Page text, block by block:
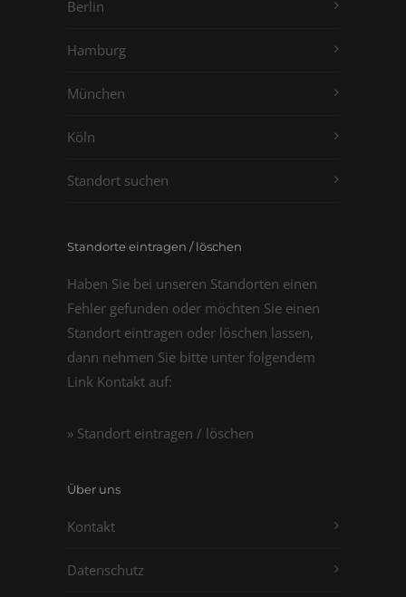
Berlin
Hamburg
München
Köln
Standort suchen
Standorte eintragen / löschen
Haben Sie bei unseren Standorten einen
Fehler gefunden oder möchten Sie einen
Standort eintragen oder löschen lassen,
dann nehmen Sie bitte unter folgendem
Link Kontakt auf:
» Standort eintragen / löschen
Über uns
Kontakt
Datenschutz